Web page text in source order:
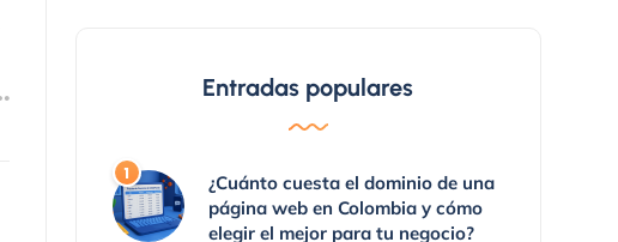
Entradas populares
¿Cuánto cuesta el dominio de una
página web en Colombia y cómo
elegir el mejor para tu negocio?